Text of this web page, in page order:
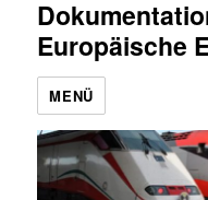
Europäische
MENÜ